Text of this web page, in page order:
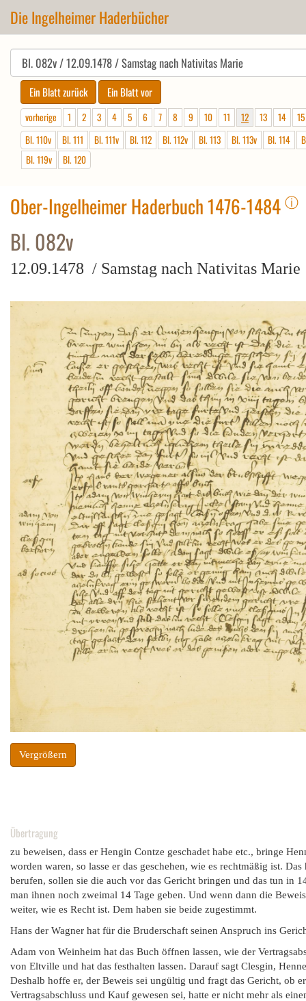
Die Ingelheimer Haderbücher
vorherige 1 2 3 4 5 6 7 8 9 10 11 12 13 14
15
Bl. 110v
Bl. 111 Bl. 111v Bl. 112 Bl. 112v Bl. 113 Bl. 113v Bl. 114
Bl. 119v
Bl. 120
Ober-Ingelheimer Haderbuch 1476-1484 ⓘ
Bl. 082v
12.09.1478 / Samstag nach Nativitas Marie
Vergrößern
Übertragung
zu beweisen, dass er Hengin Contze geschadet habe etc., bringe
worden waren, so lasse er das geschehen, wie es rechtmäßig ist.
berufen, sollen sie die auch vor das Gericht bringen und das tun in
man ihnen noch zweimal 14 Tage geben. Und wenn dann die
weiter, wie es Recht ist. Dem haben sie beide zugestimmt.
Hans der Wagner hat für die Bruderschaft seinen Anspruch ins
Adam von Weinheim hat das Buch öffnen lassen, wie der
von Eltville und hat das festhalten lassen. Darauf sagt Clesgin,
Deshalb hoffe er, der Beweis sei ungültig und fragt das Gericht, ob
Vertragsabschluss und Kauf gewesen sei, hatte er nicht mehr als